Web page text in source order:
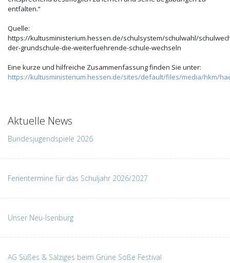
entfalten.“
Quelle:
https://kultusministerium.hessen.de/schulsystem/schulwahl/
der-grundschule-die-weiterfuehrende-schule-wechseln
Eine kurze und hilfreiche Zusammenfassung finden Sie unter:
https://kultusministerium.hessen.de/sites/default/files/media/hkm/
Aktuelle News
Bundesjugendspiele 2026
Ferientermine für das Schuljahr 2026/2027
Unser Neu-Isenburg
AG Süßes & Salziges beim Grüne Soße Festival